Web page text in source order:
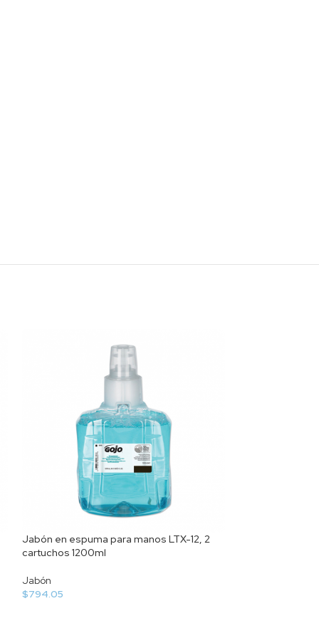
Jabón en espuma para manos LTX-12, 2
cartuchos 1200ml
Jabón
$794.05